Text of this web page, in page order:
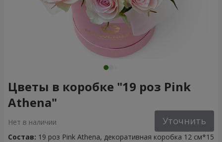
Цветы в коробке "19 роз Pink
Athena"
Нет в наличии Уточнить
Состав: 19 роз Pink Athena, декоративная коробка 12 см*15